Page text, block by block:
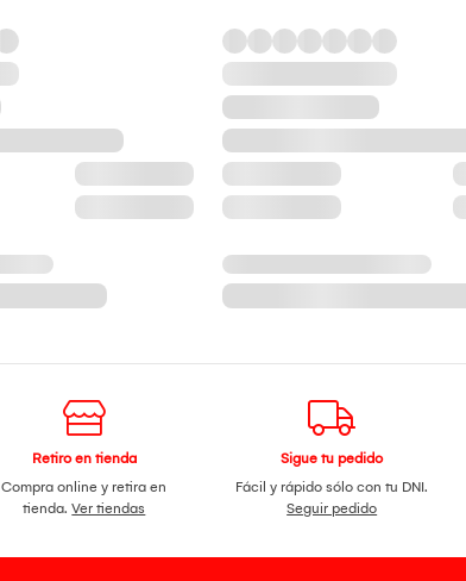
Retiro en tienda
Compra online y retira en
tienda.Ver tiendas
Sigue tu pedido
Fácil y rápido sólo con tu DNI.
Seguir pedido